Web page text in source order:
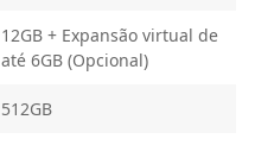
12GB + Expansão virtual de
até 6GB (Opcional)
512GB